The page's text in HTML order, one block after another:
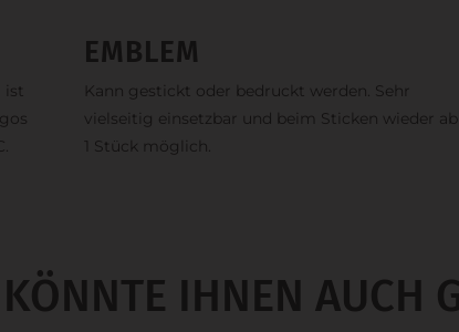
ist
EMBLEM
Kann gestickt oder bedruckt werden. Sehr
vielseitig einsetzbar und beim Sticken wieder ab
1 Stück möglich.
IHNEN AUCH